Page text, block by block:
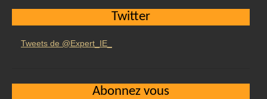
Twitter
Tweets de @Expert_IE_
Abonnez vous